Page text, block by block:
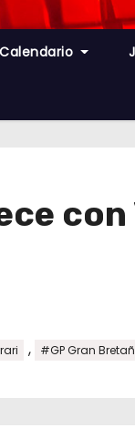
Calendario
, #GP Gran